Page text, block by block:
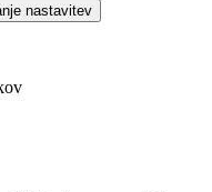
nastavitev